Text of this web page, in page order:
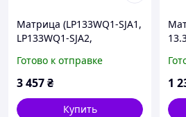
Матрица (LP133WQ1-SJA1,
LP133WQ1-SJA2,
Apple MacBook Pro A1425
(2012) 13.3" RETINA
Готово к отправке
3 457₴
Купить
1